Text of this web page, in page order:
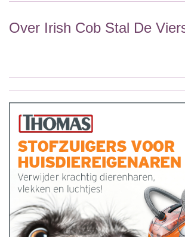
Over Irish Cob Stal De